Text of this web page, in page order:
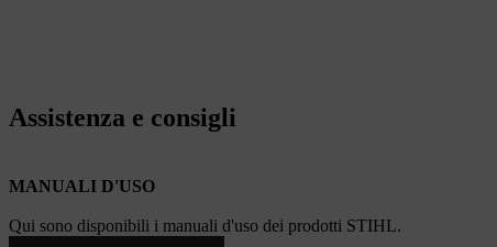
Assistenza e consigli
MANUALI D'USO
Qui sono disponibili i manuali d'uso dei prodotti STIHL.